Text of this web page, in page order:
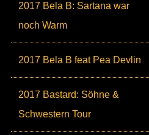
2017 Bela B: Sartana war
noch Warm
2017 Bela B feat Pea Devlin
2017 Bastard: Söhne &
Schwestern Tour